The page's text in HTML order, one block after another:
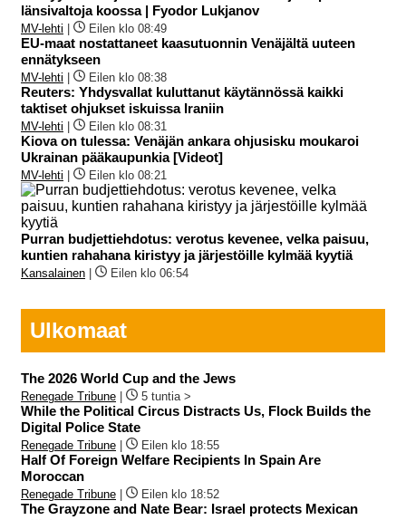
länsivaltoja koossa | Fyodor Lukjanov
MV-lehti Eilen klo 08:49
EU-maat nostattaneet kaasutuonnin Venäjältä uuteen
ennätykseen
MV-lehti Eilen klo 08:38
Reuters: Yhdysvallat kuluttanut käytännössä kaikki
taktiset ohjukset iskuissa Iraniin
MV-lehti Eilen klo 08:31
Kiova on tulessa: Venäjän ankara ohjusisku moukaroi
Ukrainan pääkaupunkia [Videot]
MV-lehti Eilen klo 08:21
Purran budjettiehdotus: verotus kevenee, velka paisuu,
kuntien rahahana kiristyy ja järjestöille kylmää kyytiä
Kansalainen Eilen klo 06:54
Ulkomaat
The 2026 World Cup and the Jews
Renegade Tribune 5 tuntia >
While the Political Circus Distracts Us, Flock Builds the
Digital Police State
Renegade Tribune Eilen klo 18:55
Half Of Foreign Welfare Recipients In Spain Are
Moroccan
Renegade Tribune Eilen klo 18:52
The Grayzone and Nate Bear: Israel protects Mexican